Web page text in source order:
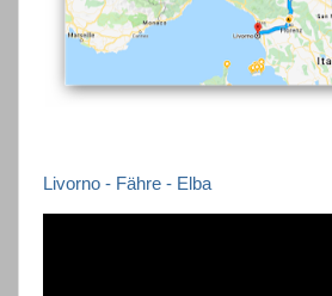
Livorno - Fähre - Elba